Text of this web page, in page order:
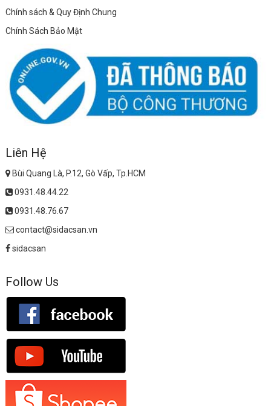
Chính sách & Quy Định Chung
Chính Sách Bảo Mật
Liên Hệ
Bùi Quang Là, P.12, Gò Vấp, Tp.HCM
0931.48.44.22
0931.48.76.67
contact@sidacsan.vn
sidacsan
Follow Us